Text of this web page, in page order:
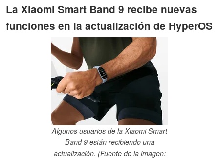
La Xiaomi Smart Band 9 recibe nuevas
funciones en la actualización de HyperOS
Algunos usuarios de la Xiaomi Smart
Band 9 están recibiendo una
actualización. (Fuente de la imagen: